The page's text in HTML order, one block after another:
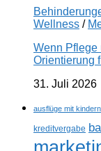
Wellness /
Wenn Pflege
Orientierung
31. Juli 2026
ausflüge mit kindern
kreditvergabe